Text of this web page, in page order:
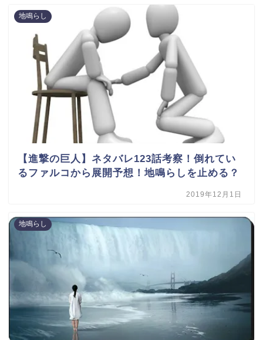
地鳴らし
【進撃の巨人】ネタバレ123話考察！倒れてい
るファルコから展開予想！地鳴らしを止める？
2019年12月1日
地鳴らし